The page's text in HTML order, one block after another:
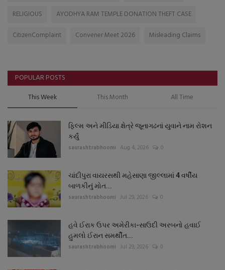
RELIGIOUS
AYODHYA RAM TEMPLE DONATION THEFT CASE
CitizenComplaint
Convener Meet 2026 Misleading Claims
POPULAR POSTS
This Week This Month All Time
ફિલ્મ અને મીડિયા ક્ષેત્રે જૂનાગઢનાં યુવાને નામ રોશન
કર્યું
saurashtrabhoomi Aug 4, 2026 0
ચાંદીપુરા વાયરસથી મહેસાણા જીલ્લામાં 4 વર્ષીય
બાળકીનું મોત...
saurashtrabhoomi Jul 29, 2026 0
હવે ઈરાક ઉપર અમેરીકા-સાઉદી અરબનો હવાઈ
હુમલો ઈરાન સમર્થીત...
saurashtrabhoomi Jul 29, 2026 0